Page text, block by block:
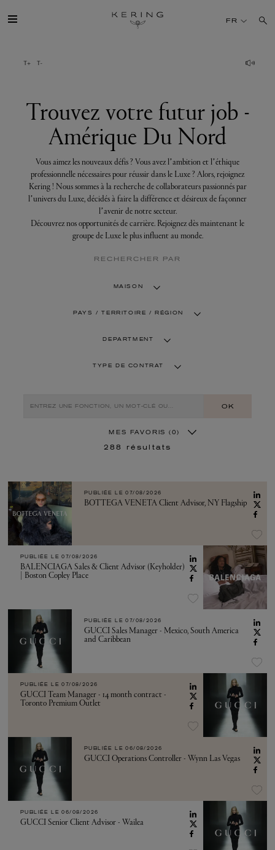
votre
futur
TALENT
DÉV. DURABLE
FINANCE
PRESSE
FR
Trouvez votre futur job -
Amérique Du Nord
Vous aimez les nouveaux défis ? Vous avez l’ambition et l’éthique
professionnelle nécessaires pour réussir dans le Luxe ? Alors, rejoignez
Kering ! Nous sommes à la recherche de collaborateurs passionnés par
l’univers du Luxe, décidés à faire la différence et désireux de façonner
l’avenir de notre secteur.
Découvrez nos opportunités de carrière. Rejoignez dès maintenant le
groupe de Luxe le plus influent au monde.
RECHERCHER PAR
MAISON
PAYS / TERRITOIRE / RÉGION
DEPARTMENT
TYPE DE CONTRAT
OK
MES FAVORIS (0)
288 résultats
PUBLIÉE LE 07/08/2026
BOTTEGA VENETA Client Advisor, NY Flagship
PUBLIÉE LE 07/08/2026
BALENCIAGA Sales & Client Advisor (Keyholder)
| Boston Copley Place
PUBLIÉE LE 07/08/2026
GUCCI Sales Manager - Mexico, South America
and Caribbean
PUBLIÉE LE 07/08/2026
GUCCI Team Manager - 14 month contract -
Toronto Premium Outlet
PUBLIÉE LE 06/08/2026
GUCCI Operations Controller - Wynn Las Vegas
PUBLIÉE LE 06/08/2026
GUCCI Senior Client Advisor - Wailea